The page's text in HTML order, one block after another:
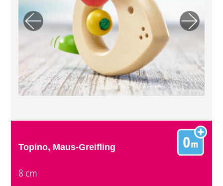
Topino, Maus-Greifling
8 cm